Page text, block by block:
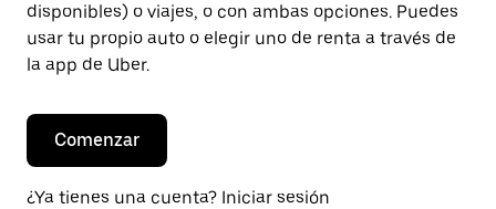
disponibles) o viajes, o con ambas opciones. Puedes
usar tu propio auto o elegir uno de renta a través de
la app de Uber.
Comenzar
¿Ya tienes una cuenta? Iniciar sesión